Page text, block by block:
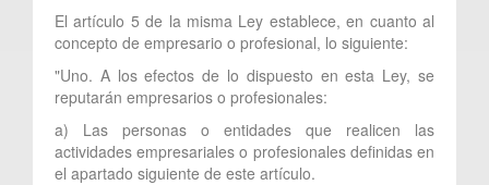
El artículo 5 de la misma Ley establece, en cuanto al
concepto de empresario o profesional, lo siguiente:
"Uno. A los efectos de lo dispuesto en esta Ley, se
reputarán empresarios o profesionales:
a) Las personas o entidades que realicen las
actividades empresariales o profesionales definidas en
el apartado siguiente de este artículo.